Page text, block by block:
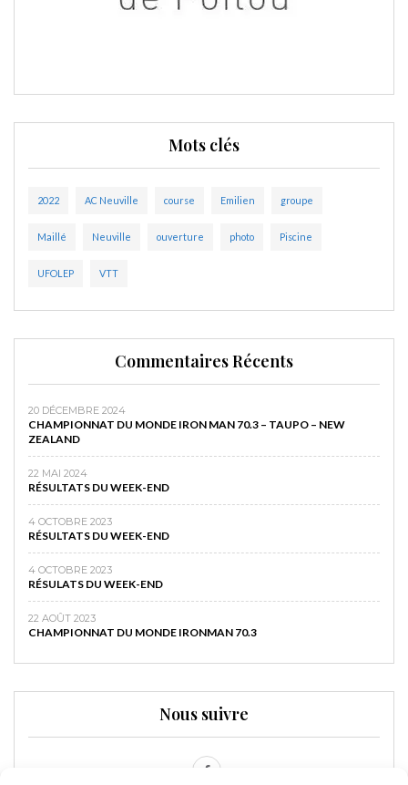
Mots clés
2022 AC Neuville course Emilien groupe
Maillé Neuville ouverture photo Piscine
UFOLEP VTT
Commentaires Récents
20 DÉCEMBRE 2024
CHAMPIONNAT DU MONDE IRON MAN 70.3 – TAUPO – NEW
ZEALAND
22 MAI 2024
RÉSULTATS DU WEEK-END
4 OCTOBRE 2023
RÉSULTATS DU WEEK-END
4 OCTOBRE 2023
RÉSULATS DU WEEK-END
22 AOÛT 2023
CHAMPIONNAT DU MONDE IRONMAN 70.3
Nous suivre